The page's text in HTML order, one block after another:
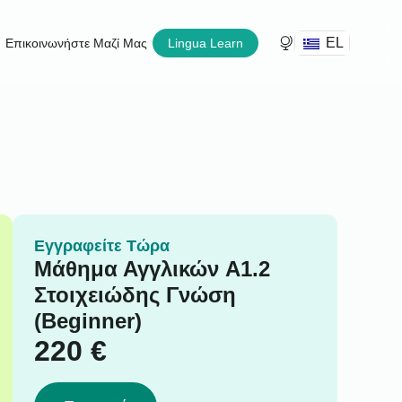
Επικοινωνήστε Μαζί Μας Lingua Learn EL
Εγγραφείτε Τώρα
Μάθημα Αγγλικών A1.2
Στοιχειώδης Γνώση
(Beginner)
220 €